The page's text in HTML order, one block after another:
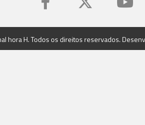
hora H. Todos os direitos reservados.